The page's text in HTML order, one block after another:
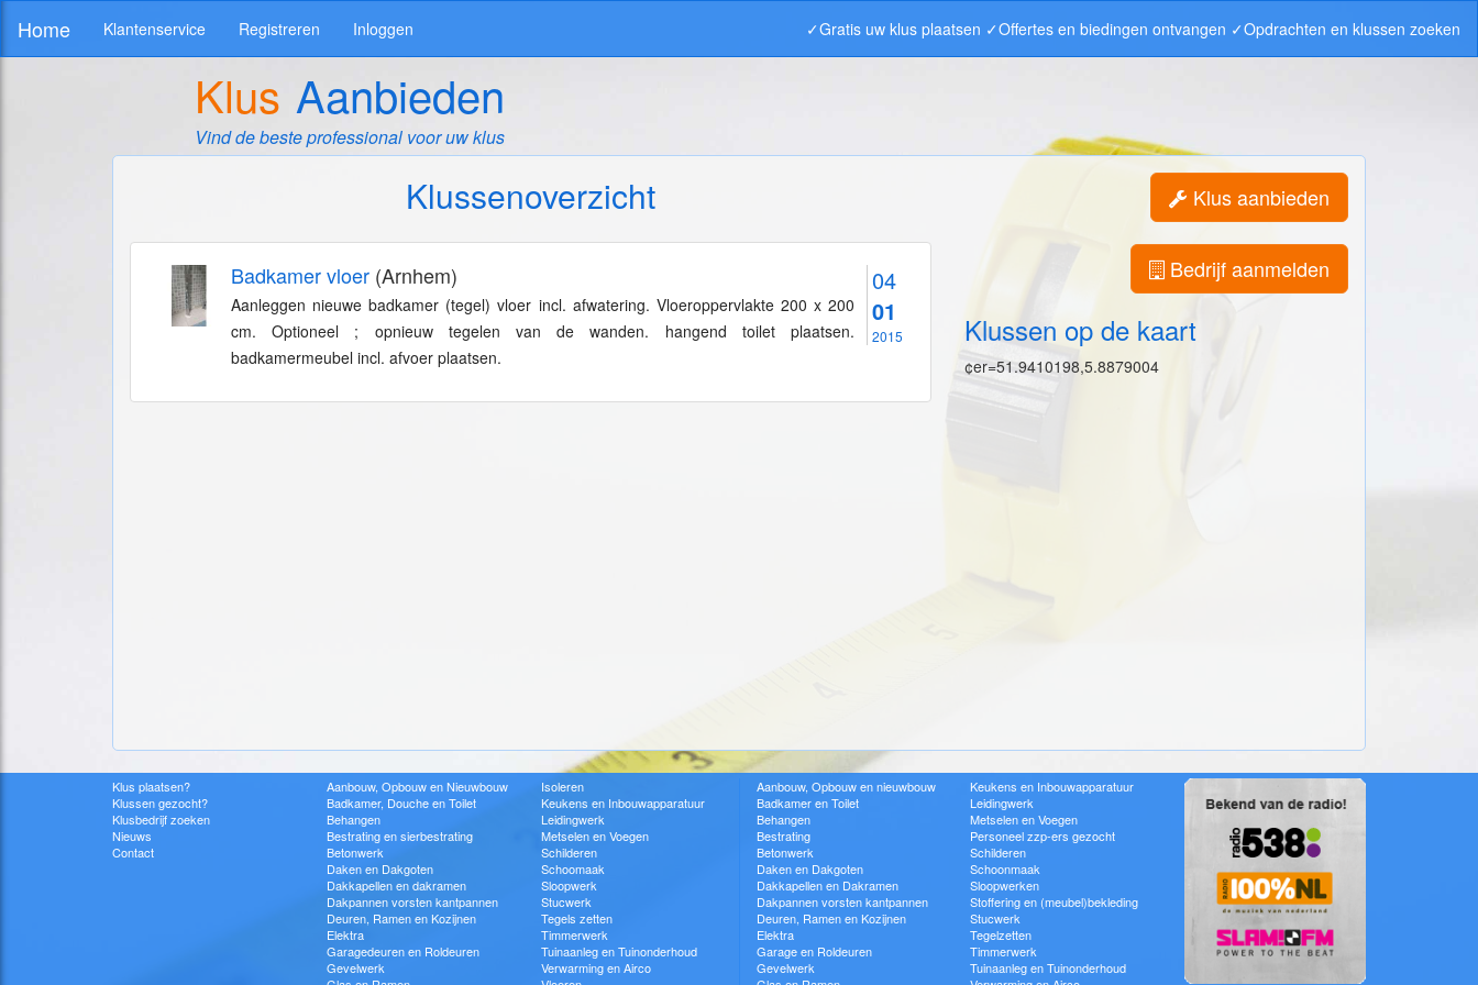
Home Klantenservice Registreren Inloggen ✓Gratis uw klus plaatsen ✓Offertes en biedingen ontvangen ✓Opdrachten en klussen zoeken
Klus Aanbieden
Vind de beste professional voor uw klus
Klussenoverzicht
04
01
2015
Badkamer vloer (Arnhem)
Aanleggen nieuwe badkamer (tegel) vloer incl. afwatering. Vloeroppervlakte 200 x 200
cm. Optioneel ; opnieuw tegelen van de wanden. hangend toilet plaatsen.
badkamermeubel incl. afvoer plaatsen.
Klus aanbieden
Bedrijf aanmelden
Klussen op de kaart
¢er=51.9410198,5.8879004
Klus plaatsen?
Klussen gezocht?
Klusbedrijf zoeken
Nieuws
Contact
Aanbouw, Opbouw en Nieuwbouw
Badkamer, Douche en Toilet
Behangen
Bestrating en sierbestrating
Betonwerk
Daken en Dakgoten
Dakkapellen en dakramen
Dakpannen vorsten kantpannen
Deuren, Ramen en Kozijnen
Elektra
Garagedeuren en Roldeuren
Gevelwerk
Isoleren
Keukens en Inbouwapparatuur
Leidingwerk
Metselen en Voegen
Schilderen
Schoomaak
Sloopwerk
Stucwerk
Tegels zetten
Timmerwerk
Tuinaanleg en Tuinonderhoud
Verwarming en Airco
Aanbouw, Opbouw en nieuwbouw
Badkamer en Toilet
Behangen
Bestrating
Betonwerk
Daken en Dakgoten
Dakkapellen en Dakramen
Dakpannen vorsten kantpannen
Deuren, Ramen en Kozijnen
Elektra
Garage en Roldeuren
Gevelwerk
Keukens en Inbouwapparatuur
Leidingwerk
Metselen en Voegen
Personeel zzp-ers gezocht
Schilderen
Schoonmaak
Sloopwerken
Stoffering en (meubel)bekleding
Stucwerk
Tegelzetten
Timmerwerk
Tuinaanleg en Tuinonderhoud